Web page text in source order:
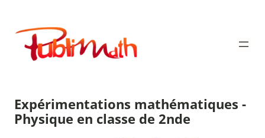
contenu
Publimath
Expérimentations mathématiques -
Physique en classe de 2nde